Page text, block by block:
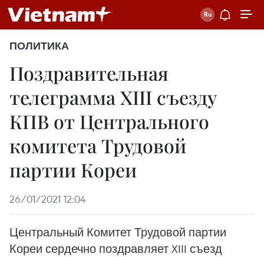
ПОЛИТИКА
Поздравительная
телеграмма XIII съезду
КПВ от Центрального
комитета Трудовой
партии Кореи
26/01/2021 12:04
Центральный Комитет Трудовой партии
Кореи сердечно поздравляет XIII съезд